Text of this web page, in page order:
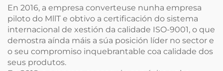
En 2016, a empresa converteuse nunha empresa
piloto do MllT e obtivo a certificación do sistema
internacional de xestión da calidade ISO-9001, o que
demostra aínda máis a súa posición líder no sector e
o seu compromiso inquebrantable coa calidade dos
seus produtos.